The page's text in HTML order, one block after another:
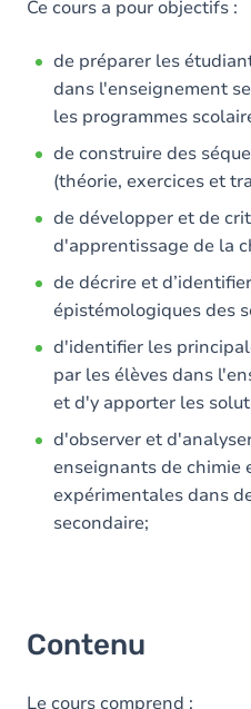
Ce cours a pour objectifs :
de préparer les
dans l'enseignement
les programmes
de construire des
(théorie, exercices et
de développer et de
d'apprentissage de la
de décrire et
épistémologiques des
d'identifier les
par les élèves dans
et d'y apporter les
d'observer et
enseignants de chimie
expérimentales dans
secondaire;
Contenu
Le cours comprend :